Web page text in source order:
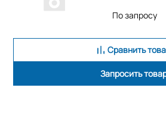
По запросу
Сравнить
Запросить